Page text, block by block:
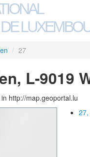
/ 27
L-9019
http://map.geoportal.lu